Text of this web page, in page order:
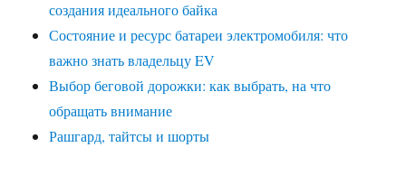
создания идеального байка
Состояние и ресурс батареи электромобиля: что
важно знать владельцу EV
Выбор беговой дорожки: как выбрать, на что
обращать внимание
Рашгард, тайтсы и шорты